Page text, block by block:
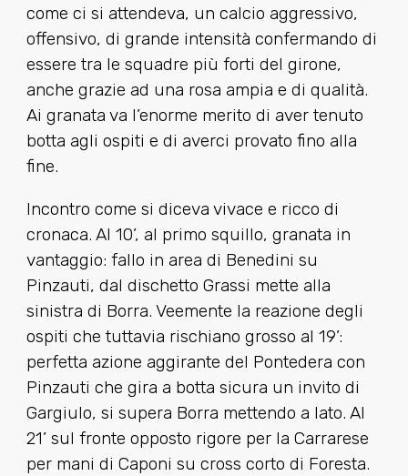
come ci si attendeva, un calcio aggressivo,
offensivo, di grande intensità confermando di
essere tra le squadre più forti del girone,
anche grazie ad una rosa ampia e di qualità.
Ai granata va l’enorme merito di aver tenuto
botta agli ospiti e di averci provato fino alla
fine.
Incontro come si diceva vivace e ricco di
cronaca. Al 10’, al primo squillo, granata in
vantaggio: fallo in area di Benedini su
Pinzauti, dal dischetto Grassi mette alla
sinistra di Borra. Veemente la reazione degli
ospiti che tuttavia rischiano grosso al 19’:
perfetta azione aggirante del Pontedera con
Pinzauti che gira a botta sicura un invito di
Gargiulo, si supera Borra mettendo a lato. Al
21’ sul fronte opposto rigore per la Carrarese
per mani di Caponi su cross corto di Foresta.